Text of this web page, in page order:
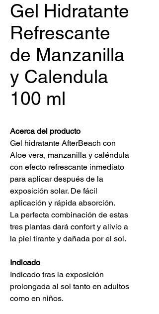
Gel Hidratante
Refrescante
de Manzanilla
y Calendula
100 ml
Acerca del producto
Gel hidratante AfterBeach con
Aloe vera, manzanilla y caléndula
con efecto refrescante inmediato
para aplicar después de la
exposición solar. De fácil
aplicación y rápida absorción.
La perfecta combinación de estas
tres plantas dará confort y alivio a
la piel tirante y dañada por el sol.
Indicado
Indicado tras la exposición
prolongada al sol tanto en adultos
como en niños.